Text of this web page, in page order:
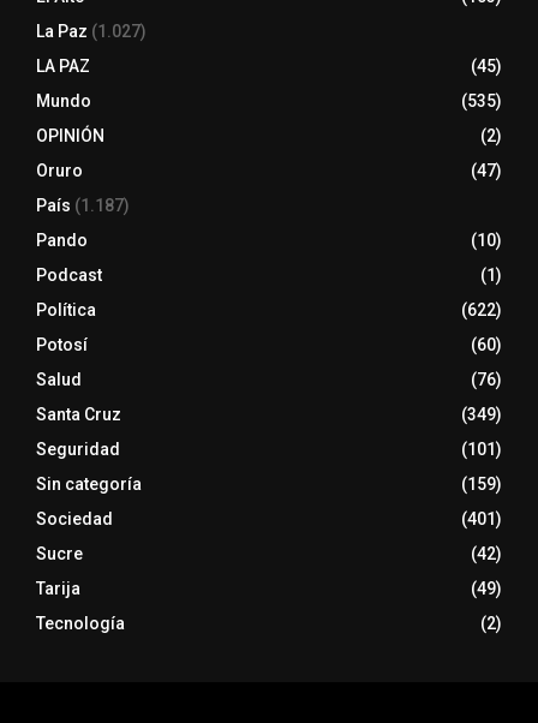
La Paz (1.027)
LA PAZ
(45)
Mundo
(535)
OPINIÓN
(2)
Oruro
(47)
País (1.187)
Pando
(10)
Podcast
(1)
Política
(622)
Potosí
(60)
Salud
(76)
Santa Cruz
(349)
Seguridad
(101)
Sin categoría
(159)
Sociedad
(401)
Sucre
(42)
Tarija
(49)
Tecnología
(2)